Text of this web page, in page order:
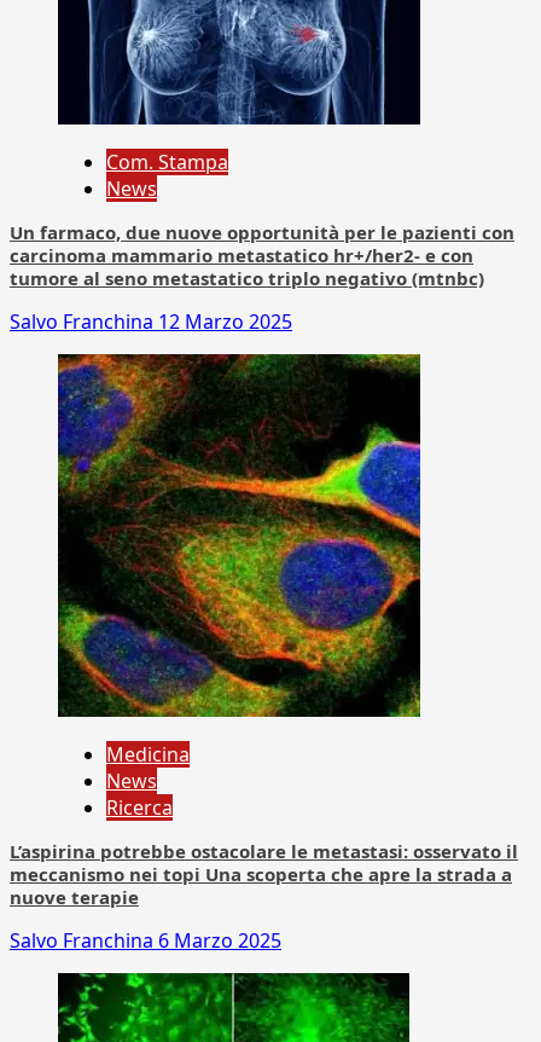
Com. Stampa
News
Un farmaco, due nuove opportunità per le pazienti con
carcinoma mammario metastatico hr+/her2- e con
tumore al seno metastatico triplo negativo (mtnbc)
Salvo Franchina 12 Marzo 2025
Medicina
News
Ricerca
L’aspirina potrebbe ostacolare le metastasi: osservato il
meccanismo nei topi Una scoperta che apre la strada a
nuove terapie
Salvo Franchina 6 Marzo 2025